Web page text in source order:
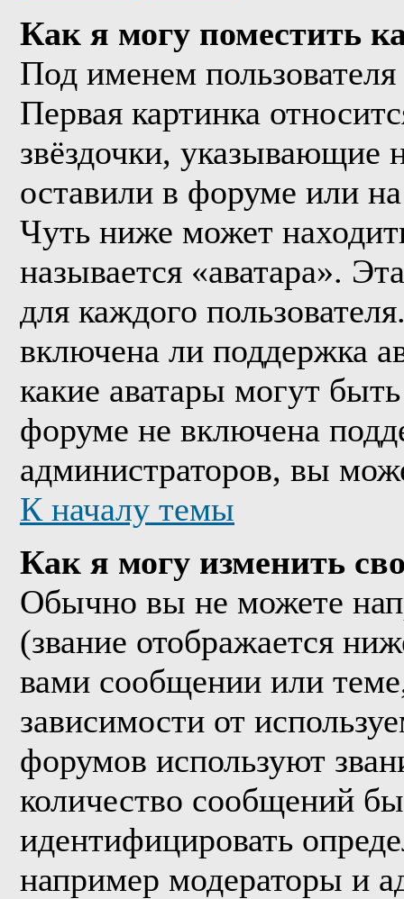
Как я могу поместить
Под именем
Первая картинка
звёздочки, указывающие
оставили в форуме или
Чуть ниже может
называется «аватара».
для каждого
включена ли поддержка
какие аватары могут
форуме не включена
администраторов, вы
К началу темы
Как я могу изменить
Обычно вы не можете
(звание отображается
вами сообщении или
зависимости от
форумов используют
количество сообщений
идентифицировать
например модераторы и